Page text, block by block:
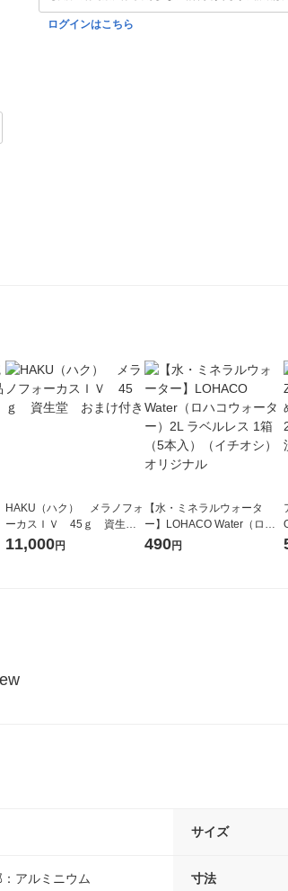
ログインはこちら
HAKU（ハク） メラノフォ
ーカスＩＶ 45ｇ 資生
堂 おまけ付き
11,000円
【水・ミネラルウォータ
ー】LOHACO Water（ロハ
コウォーター）2L ラベルレ
490円
サイズ
アルミニウム 寸法